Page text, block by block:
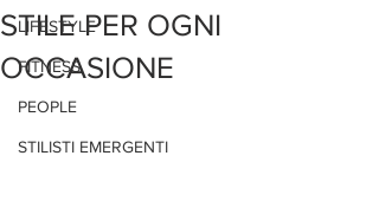
LIFESTYLE
FITNESS
PEOPLE
STILISTI EMERGENTI
STILE PER OGNI
OCCASIONE